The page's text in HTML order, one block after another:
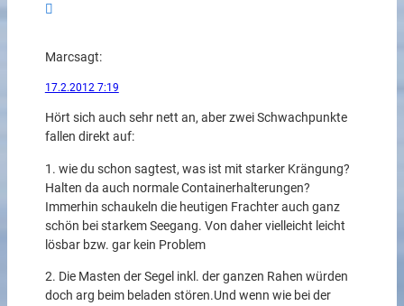
Marcsagt:
17.2.2012 7:19
Hört sich auch sehr nett an, aber zwei Schwachpunkte
fallen direkt auf:
1. wie du schon sagtest, was ist mit starker Krängung?
Halten da auch normale Containerhalterungen?
Immerhin schaukeln die heutigen Frachter auch ganz
schön bei starkem Seegang. Von daher vielleicht leicht
lösbar bzw. gar kein Problem
2. Die Masten der Segel inkl. der ganzen Rahen würden
doch arg beim beladen stören.Und wenn wie bei der